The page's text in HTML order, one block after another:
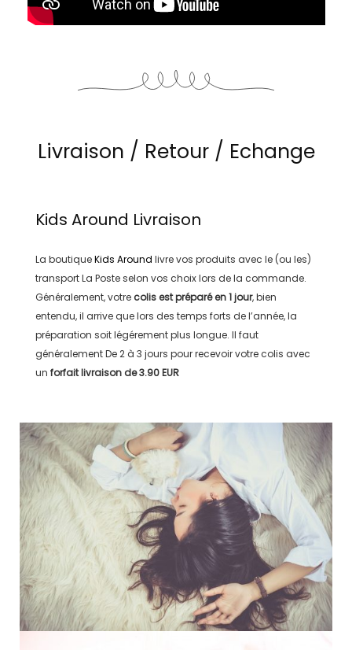
Livraison / Retour / Echange
Kids Around Livraison
La boutiqueKids Around livre vos produits avec le (ou les)
transportLa Posteselon vos choix lors de la commande.
Généralement, votre colis est préparé en1 jour, bien
entendu, il arrive que lors des temps forts de l’année, la
préparation soit légérement plus longue. Il faut
généralementDe 2 à 3 jours pour recevoir votre colis avec
un forfait livraison de3.90 EUR